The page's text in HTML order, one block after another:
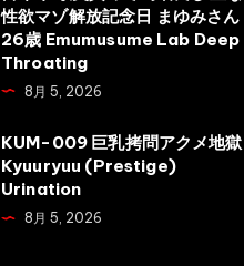
性欲マゾ解放記念日 まゆみさん
26歳 Emumusume Lab Deep
Throating
8月 5, 2026
KUM-009 巨乳拷問アクメ地獄
Kyuuryuu (Prestige)
Urination
8月 5, 2026